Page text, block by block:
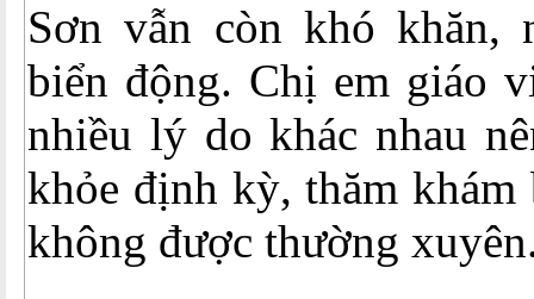
Sơn vẫn còn khó khăn,
biển động. Chị em giáo
nhiều lý do khác nhau
khỏe định kỳ, thăm khám
không được thường